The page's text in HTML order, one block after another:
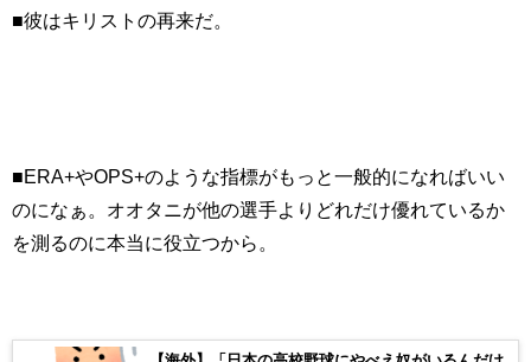
■彼はキリストの再来だ。
■ERA+やOPS+のような指標がもっと一般的になればいい
のになぁ。オオタニが他の選手よりどれだけ優れているか
を測るのに本当に役立つから。